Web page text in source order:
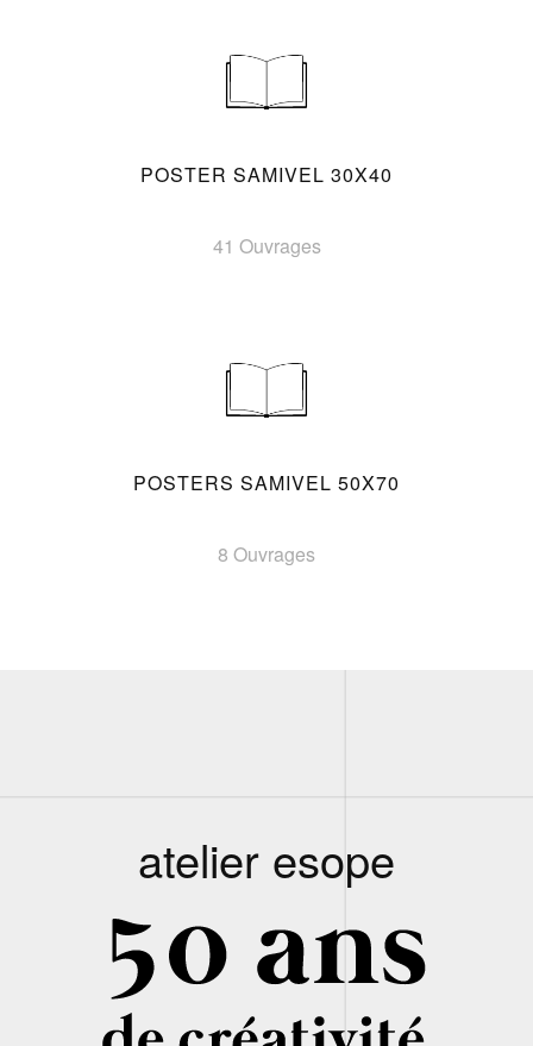
POSTER SAMIVEL 30X40
41 Ouvrages
POSTERS SAMIVEL 50X70
8 Ouvrages
atelier esope